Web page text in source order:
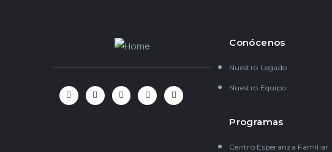
Conócenos
Nuestro Legado
Nuestro Equipo
Programas
Centro Esperanza Familiar